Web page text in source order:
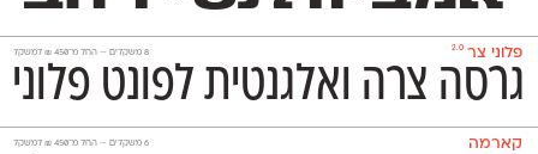
פלוני צר 2.0 ‫8 משקלים — החל מ־450
₪למשקל
גרסה צרה ואלגנטית לפונט
קארמה ‫6 משקלים — החל מ־450
₪למשקל